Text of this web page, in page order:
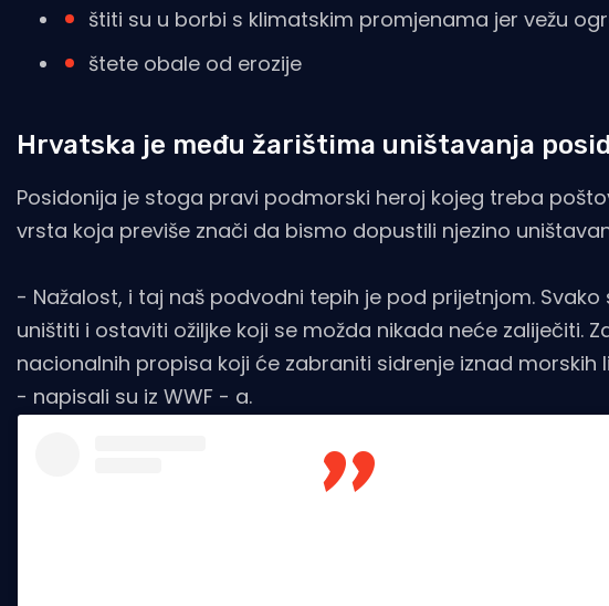
štiti su u borbi s klimatskim promjenama jer vežu
štete obale od erozije
Hrvatska je među žarištima uništavanja
Posidonija je stoga pravi podmorski heroj kojeg treba
vrsta koja previše znači da bismo dopustili njezino
- Nažalost, i taj naš podvodni tepih je pod prijetnjom.
uništiti i ostaviti ožiljke koji se možda nikada neće zaliječiti.
nacionalnih propisa koji će zabraniti sidrenje iznad
- napisali su iz WWF - a.